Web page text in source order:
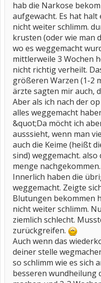
hab die Narkose
aufgewacht. Es hat
nicht weiter schlimm.
krusten (oder wie man
wo es weggemacht
mittlerweile 3 Wochen
nicht richtig verheilt.
größeren Warzen (1-2
ärzte sagten mir auch,
Aber als ich nach der
alles weggemacht
&quot;Da möcht ich
ausssieht, wenn man
auch die Keime (heißt
sind) weggemacht.
menge nachgekommen.
Innerlich haben die
weggemacht. Zeigte
Blutungen bekommen
nicht weiter schlimm.
ziemlich schlecht.
zurückgreifen.
Auch wenn das
deiner stelle
so schlimm wie es sich
besseren wundheilung